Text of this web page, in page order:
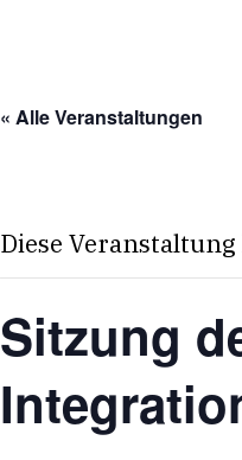
« Alle Veranstaltungen
Diese
Sitzung